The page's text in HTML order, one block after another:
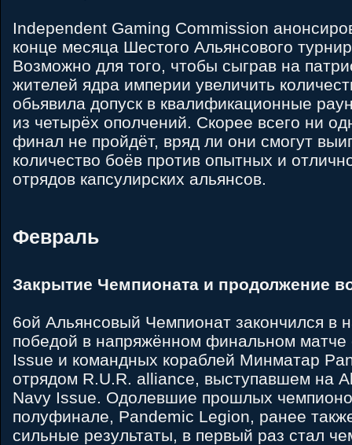
Independent Gaming Commission
конце месяца Шестого Альянсового
Возможно для того, чтобы сыграв на
жителей ядра империи увеличить
обьявила допуск в квалификационные
из четырёх ополчений. Скорее всего ни
финал не пройдёт, вряд ли они смогут
количество боёв против опытных и
отрядов капсулирских альянсов.
Февраль
Закрытие Чемпионата и продолжение
6ой Альянсовый Чемпионат закончился в
победой в напряжённом финальном матче
Issue и командных кораблей Минматар
отрядом R.U.R. alliance, выступавшем на
Navy Issue. Одолевшие прошлых
полуфинале, Pandemic Legion, ранее
сильные результаты, в первый раз стал